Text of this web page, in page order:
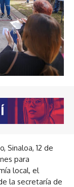
Sinaloa, 12 de
para
local, el
la secretaría de